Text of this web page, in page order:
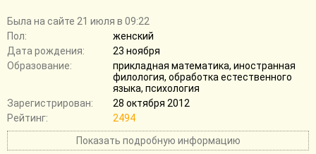
Былa на сайте 21 июля в 09:22
Пол:
женский
Дата рождения:
23 ноября
Образование:
прикладная математика, иностранная
филология, обработка естественного
языка, психология
Зарегистрирован:
28 октября 2012
Рейтинг:
2494
Показать подробную информацию